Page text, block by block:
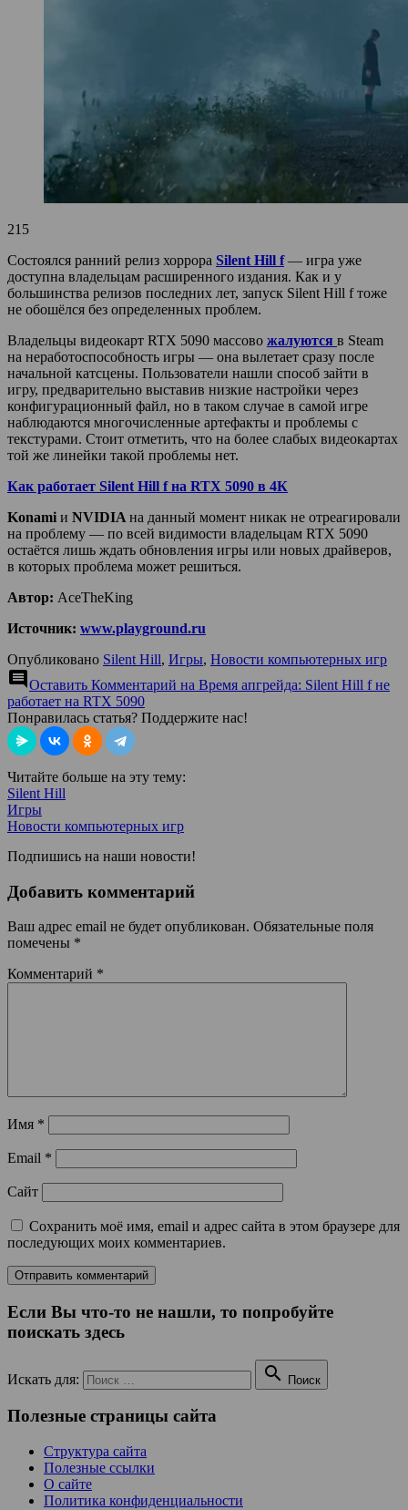
215
Состоялся ранний релиз хоррора Silent Hill f— игра уже
доступна владельцам расширенного издания. Как и у
большинства релизов последних лет, запуск Silent Hill f тоже
не обошёлся без определенных проблем.
Владельцы видеокарт RTX 5090 массово жалуются в Steam
на неработоспособность игры — она вылетает сразу после
начальной катсцены. Пользователи нашли способ зайти в
игру, предварительно выставив низкие настройки через
конфигурационный файл, но в таком случае в самой игре
наблюдаются многочисленные артефакты и проблемы с
текстурами. Стоит отметить, что на более слабых видеокартах
той же линейки такой проблемы нет.
Как работает Silent Hill f на RTX 5090 в 4К
Konami и NVIDIA на данный момент никак не отреагировали
на проблему — по всей видимости владельцам RTX 5090
остаётся лишь ждать обновления игры или новых драйверов,
в которых проблема может решиться.
Автор: AceTheKing
Источник: www.playground.ru
Опубликовано Silent Hill, Игры, Новости компьютерных игр
comment Оставить Комментарий на Время апгрейда: Silent Hill f не
работает на RTX 5090
Понравилась статья? Поддержите нас!
Читайте больше на эту тему:
Silent Hill
Игры
Новости компьютерных игр
Подпишись на наши новости!
Добавить комментарий
Ваш адрес email не будет опубликован. Обязательные поля
помечены *
Комментарий *
Имя *
Email *
Сайт
Сохранить моё имя, email и адрес сайта в этом браузере для
последующих моих комментариев.
Если Вы что-то не нашли, то попробуйте
поискать здесь
Искать для:  Поиск
Полезные страницы сайта
Структура сайта
Полезные ссылки
О сайте
Политика конфиденциальности